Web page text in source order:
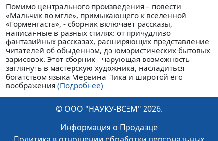
Помимо центрального произведения – повести
«Мальчик во мгле», примыкающего к вселенной
«Горменгаста», - сборник включает рассказы,
написанные в разных стилях: от причудливо
фантазийных рассказах, расширяющих представление
читателей об обыденном, до юмористических бытовых
зарисовок. Этот сборник - чарующая возможность
заглянуть в мастерскую художника, насладиться
богатством языка Мервина Пика и широтой его
воображения (Подробнее)
© ООО "НАУКУ-ВСЕМ" 2026.
Информация о Продавце